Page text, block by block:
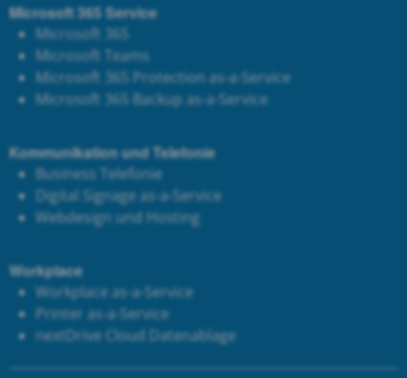
Microsoft 365 Service
Microsoft 365
Microsoft Teams
Microsoft 365 Protection as-a-Service
Microsoft 365 Backup as-a-Service
Kommunikation und Telefonie
Business Telefonie
Digital Signage as-a-Service
Webdesign und Hosting
Workplace
Workplace as-a-Service
Printer as-a-Service
nextDrive Cloud Datenablage